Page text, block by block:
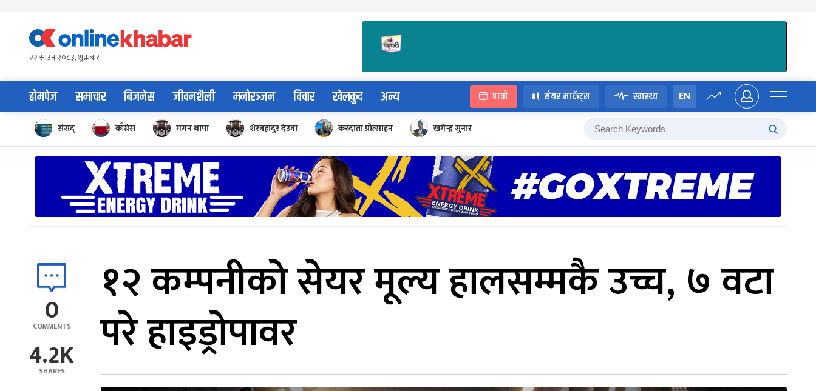
content२२ साउन २०८३, शुक्रबार
होमपेज समाचार बिजनेस जीवनशैली मनोरञ्जन विचार खेलकुद अन्य पात्रो सेयर मार्केट्स स्वास्थ्य EN
संसद् काँग्रेस गगन थापा शेरबहादुर देउवा करदाता प्रोत्साहन खगेन्द्र सुनार
0
COMMENTS
4.2K
SHARES
१२ कम्पनीको सेयर मूल्य हालसम्मकै उच्च, ७ वटा
परे हाइड्रोपावर